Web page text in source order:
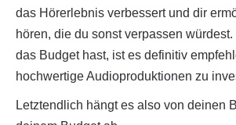
das Hörerlebnis verbessert und dir
hören, die du sonst verpassen
das Budget hast, ist es definitiv
hochwertige Audioproduktionen zu
Letztendlich hängt es also von deinen